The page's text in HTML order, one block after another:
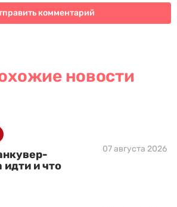
новости
и что
07 августа 2026